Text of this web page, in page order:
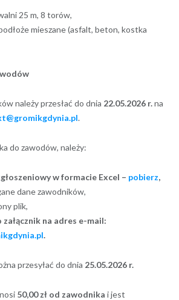
25 m, 8 torów,
mieszane (asfalt, beton, kostka
należy przesłać do dnia 22.05.2026 r.na
.
do zawodów, należy:
w formacie Excel – pobierz,
dane zawodników,
plik,
załącznik na adres e-mail:
.
przesyłać do dnia 25.05.2026 r.
50,00 zł od zawodnika i jest